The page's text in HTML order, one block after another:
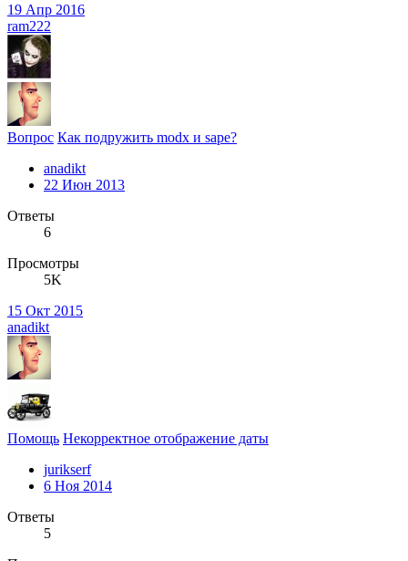
19 Апр 2016
ram222
Вопрос Как подружить modx и sape?
anadikt
22 Июн 2013
Ответы
6
Просмотры
5K
15 Окт 2015
anadikt
Помощь Некорректное отображение даты
jurikserf
6 Ноя 2014
Ответы
5